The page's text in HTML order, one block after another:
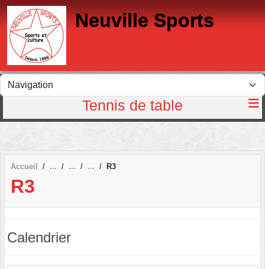
Neuville Sports
Tennis de table
Accueil R3
R3
Calendrier
Panneau de gestion des cookies